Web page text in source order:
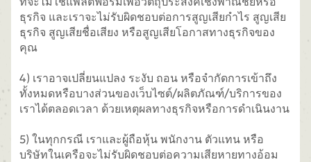
ธุรกิจ และเราจะไม่รับผิดชอบต่อการสูญเสียกำไร สูญเสีย
ธุรกิจ สูญเสียชื่อเสียง หรือสูญเสียโอกาสทางธุรกิจของ
คุณ
4) เราอาจเปลี่ยนแปลง ระงับ ถอน หรือจำกัดการเข้าถึง
ทั้งหมดหรือบางส่วนของเว็บไซต์/ผลิตภัณฑ์/บริการของ
เราได้ตลอดเวลา ด้วยเหตุผลทางธุรกิจหรือการดำเนินงาน
5) ในทุกกรณี เราและผู้ถือหุ้น พนักงาน ตัวแทน หรือ
บริษัทในเครือจะไม่รับผิดชอบต่อความเสียหายทางอ้อม